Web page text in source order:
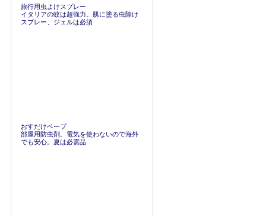
旅行用虫よけスプレー
イタリアの蚊は超強力。肌に塗る虫除け
スプレー、ジェルは必須
おすだけベープ
部屋用防虫剤。電気を使わないので海外
でも安心。夏は必需品